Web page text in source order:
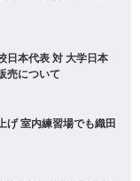
日本代表 対 大学日本
売について
げ 室内練習場でも織田